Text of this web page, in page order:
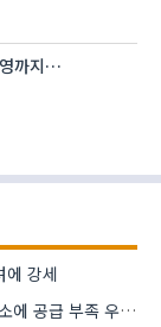
까지…
강세
[비철금속 시황] 구리 2개월 만에 최고치…재고 감소에 공급 부족 우려 확대